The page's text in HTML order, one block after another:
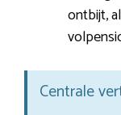
ontbijt,
Centrale